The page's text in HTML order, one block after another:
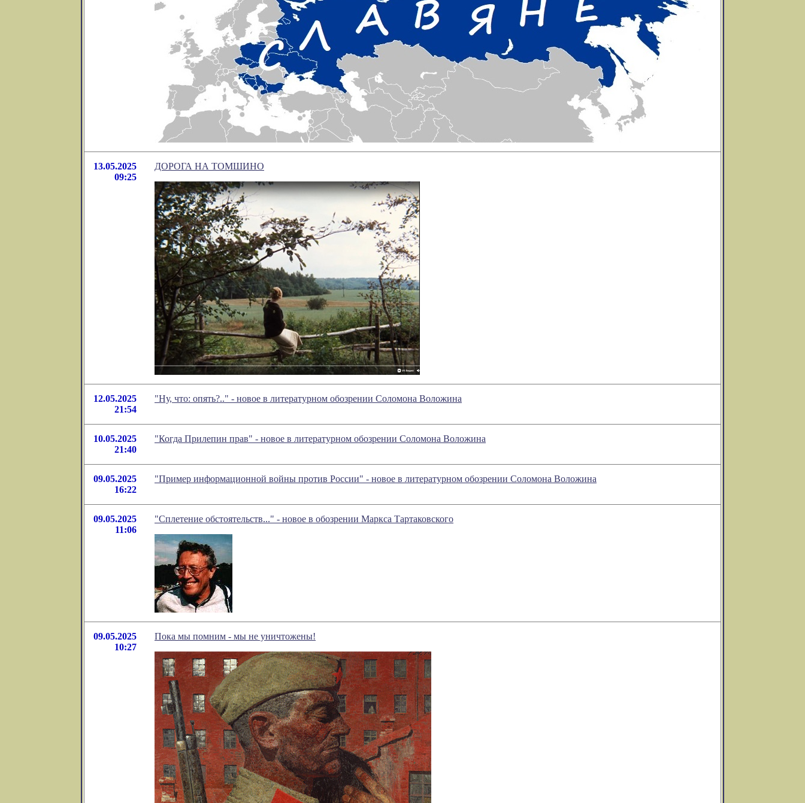
13.05.2025
09:25
ДОРОГА НА ТОМШИНО
12.05.2025
21:54
"Ну, что: опять?.." - новое в литературном обозрении Соломона Воложина
10.05.2025
21:40
"Когда Прилепин прав" - новое в литературном обозрении Соломона Воложина
09.05.2025
16:22
"Пример информационной войны против России" - новое в литературном обозрении Соломона Воложина
09.05.2025
11:06
"Сплетение обстоятельств..." - новое в обозрении Маркса Тартаковского
09.05.2025
10:27
Пока мы помним - мы не уничтожены!